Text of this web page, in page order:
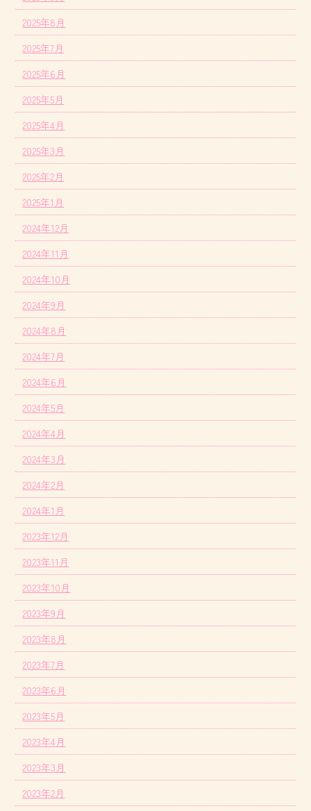
2025年8月
2025年7月
2025年6月
2025年5月
2025年4月
2025年3月
2025年2月
2025年1月
2024年12月
2024年11月
2024年10月
2024年9月
2024年8月
2024年7月
2024年6月
2024年5月
2024年4月
2024年3月
2024年2月
2024年1月
2023年12月
2023年11月
2023年10月
2023年9月
2023年8月
2023年7月
2023年6月
2023年5月
2023年4月
2023年3月
2023年2月